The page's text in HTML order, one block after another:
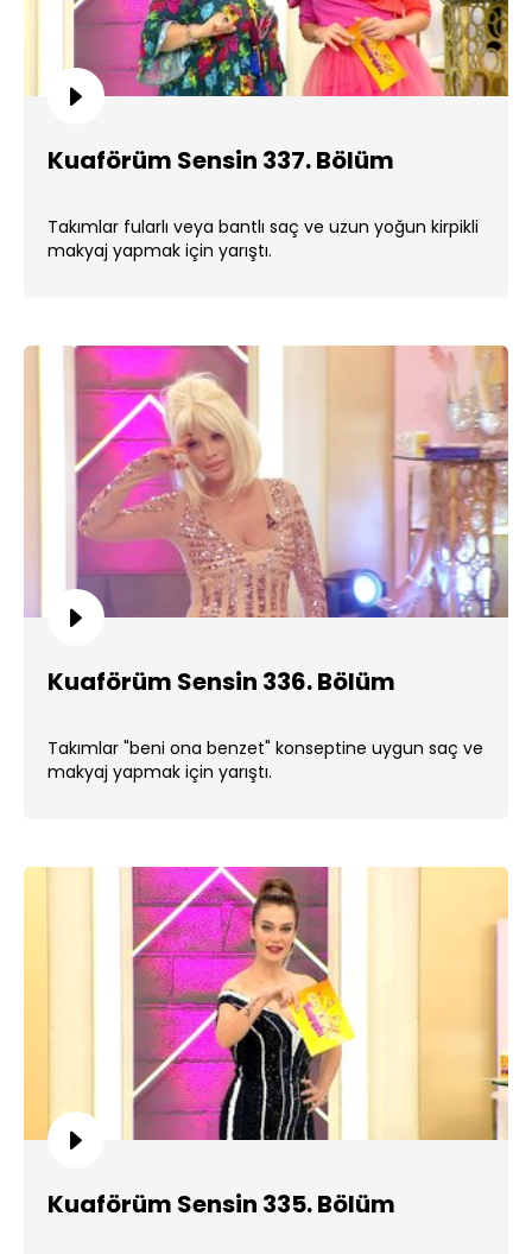
Kuaförüm Sensin 337. Bölüm
Takımlar fularlı veya bantlı saç ve uzun yoğun kirpikli
makyaj yapmak için yarıştı.
Kuaförüm Sensin 336. Bölüm
Takımlar "beni ona benzet" konseptine uygun saç ve
makyaj yapmak için yarıştı.
Kuaförüm Sensin 335. Bölüm